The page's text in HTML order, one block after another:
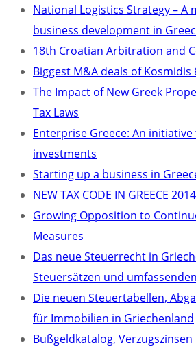
National Logistics Strategy – A
business development in
18th Croatian Arbitration and
Biggest M&A deals of
The Impact of New Greek
Tax Laws
Enterprise Greece: An
investments
Starting up a business in
NEW TAX CODE IN GREECE 2014
Growing Opposition to
Measures
Das neue Steuerrecht in
Steuersätzen und
Die neuen Steuertabellen,
für Immobilien in Griechenland
Bußgeldkatalog, Verzugszinsen